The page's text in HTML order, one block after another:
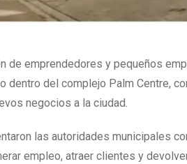
de emprendedores y pequeños
dentro del complejo Palm Centre,
negocios a la ciudad.
las autoridades municipales
empleo, atraer clientes y